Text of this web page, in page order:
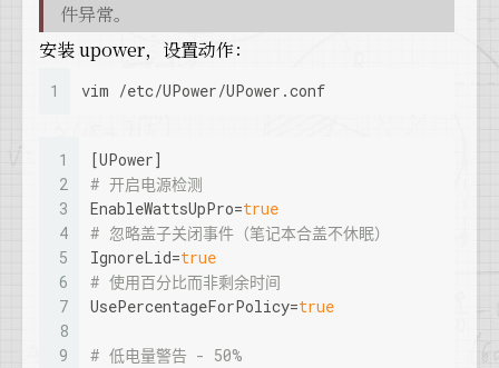
件异常。
安装 upower，设置动作：
1 vim /etc/UPower/UPower.conf
1
2
3
4
5
6
7
8
9
[UPower]
# 开启电源检测
EnableWattsUpPro=true
# 忽略盖子关闭事件（笔记本合盖不休眠）
IgnoreLid=true
# 使用百分比而非剩余时间
UsePercentageForPolicy=true
# 低电量警告 - 50%